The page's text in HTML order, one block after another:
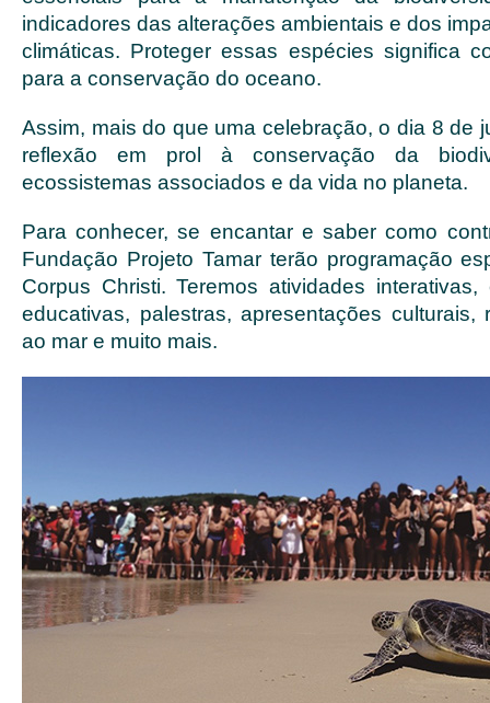
indicadores das alterações ambientais e dos
climáticas. Proteger essas espécies significa
para a conservação do oceano.
Assim, mais do que uma celebração, o dia 8 de
reflexão em prol à conservação da
ecossistemas associados e da vida no planeta.
Para conhecer, se encantar e saber como
Fundação Projeto Tamar terão programação
Corpus Christi. Teremos atividades
educativas, palestras, apresentações culturais,
ao mar e muito mais.